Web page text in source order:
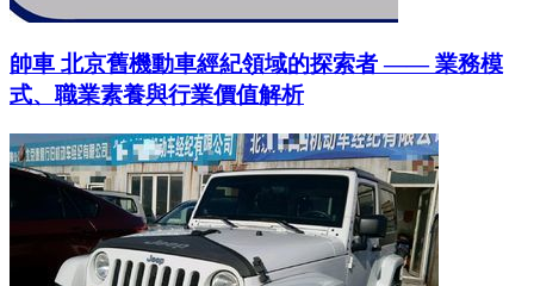
帥車 北京舊機動車經紀領域的探索者 —— 業務模
式、職業素養與行業價值解析